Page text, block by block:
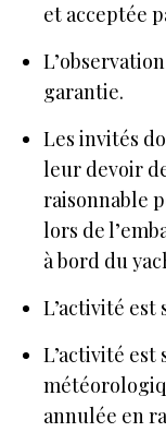
et acceptée
garantie.
Les invités
leur devoir
raisonnable
lors de
à bord du
L’activité est
L’activité est
annulée en